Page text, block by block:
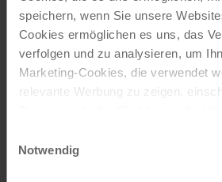
speichern, wenn Sie unsere
Cookies ermöglichen es uns, das
verfolgen und zu analysieren, um
Marketing-Cookies, die verwendet
relevante Werbung zu zeigen,
entscheiden, nur notwendige
Notwendig
With a travel voucher
perfect gift.
ORDER NOW